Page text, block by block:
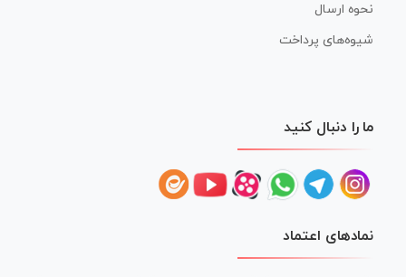
نحوه ارسال
شیوه‌های پرداخت
ما را دنبال کنید
نمادهای اعتماد